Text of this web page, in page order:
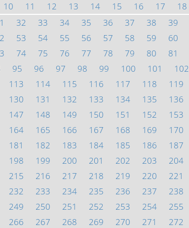
10 11 12 13 14 15 16 17 18
32 33 34 35 36 37 38 39
53 54 55 56 57 58 59 60
74 75 76 77 78 79 80 81
95 96 97 98 99 100 101 102
113 114 115 116 117 118 119
130 131 132 133 134 135 136
147 148 149 150 151 152 153
164 165 166 167 168 169 170
181 182 183 184 185 186 187
198 199 200 201 202 203 204
215 216 217 218 219 220 221
232 233 234 235 236 237 238
249 250 251 252 253 254 255
266 267 268 269 270 271 272